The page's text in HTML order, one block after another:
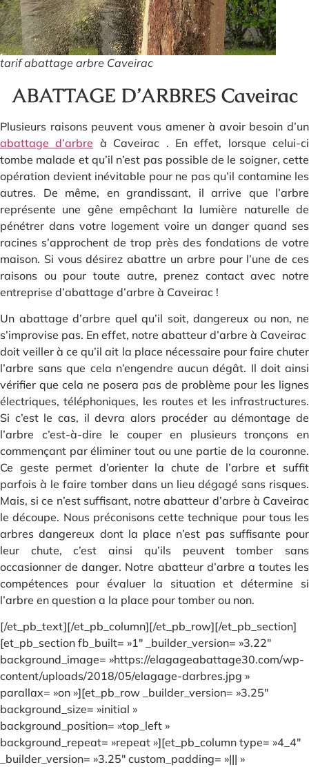
tarif abattage arbre Caveirac
ABATTAGE D’ARBRES Caveirac
Plusieurs raisons peuvent vous amener à avoir besoin d’un
abattage d’arbre à Caveirac . En effet, lorsque celui-ci
tombe malade et qu’il n’est pas possible de le soigner, cette
opération devient inévitable pour ne pas qu’il contamine les
autres. De même, en grandissant, il arrive que l’arbre
représente une gêne empêchant la lumière naturelle de
pénétrer dans votre logement voire un danger quand ses
racines s’approchent de trop près des fondations de votre
maison. Si vous désirez abattre un arbre pour l’une de ces
raisons ou pour toute autre, prenez contact avec notre
entreprise d’abattage d’arbre à Caveirac !
Un abattage d’arbre quel qu’il soit, dangereux ou non, ne
s’improvise pas. En effet, notre abatteur d’arbre à Caveirac
doit veiller à ce qu’il ait la place nécessaire pour faire chuter
l’arbre sans que cela n’engendre aucun dégât. Il doit ainsi
vérifier que cela ne posera pas de problème pour les lignes
électriques, téléphoniques, les routes et les infrastructures.
Si c’est le cas, il devra alors procéder au démontage de
l’arbre c’est-à-dire le couper en plusieurs tronçons en
commençant par éliminer tout ou une partie de la couronne.
Ce geste permet d’orienter la chute de l’arbre et suffit
parfois à le faire tomber dans un lieu dégagé sans risques.
Mais, si ce n’est suffisant, notre abatteur d’arbre à Caveirac
le découpe. Nous préconisons cette technique pour tous les
arbres dangereux dont la place n’est pas suffisante pour
leur chute, c’est ainsi qu’ils peuvent tomber sans
occasionner de danger. Notre abatteur d’arbre a toutes les
compétences pour évaluer la situation et détermine si
l’arbre en question a la place pour tomber ou non.
[/et_pb_text][/et_pb_column][/et_pb_row][/et_pb_section]
[et_pb_section fb_built= »1″ _builder_version= »3.22″
background_image= »https://elagageabattage30.com/wp-
content/uploads/2018/05/elagage-darbres.jpg »
parallax= »on »][et_pb_row _builder_version= »3.25″
background_size= »initial »
background_position= »top_left »
background_repeat= »repeat »][et_pb_column type= »4_4″
_builder_version= »3.25″ custom_padding= »||| »